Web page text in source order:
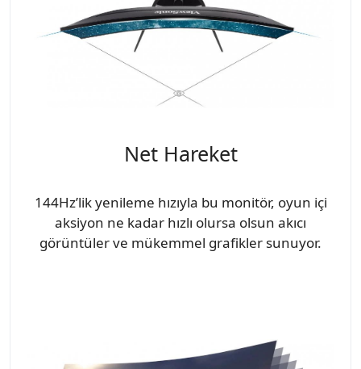
Net Hareket
144Hz’lik yenileme hızıyla bu monitör, oyun içi
aksiyon ne kadar hızlı olursa olsun akıcı
görüntüler ve mükemmel grafikler sunuyor.